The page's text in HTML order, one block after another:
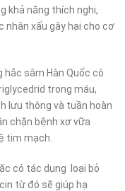
khả năng thích nghi,
xấu gây hại cho cơ
sâm Hàn Quốc cô
trong máu,
lưu thông và tuần hoàn
chặn bệnh xơ vữa
tim mạch.
có tác dụng loại bỏ
từ đó sẽ giúp hạ